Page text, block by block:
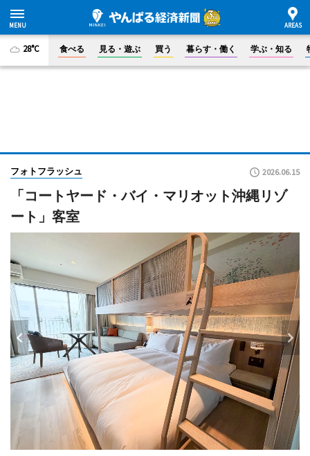
28°C 食べる 見る・遊ぶ 買う 暮らす・働く 学ぶ・知る
フォトフラッシュ 2026.06.15
「コートヤード・バイ・マリオット沖縄リゾ
ート」客室